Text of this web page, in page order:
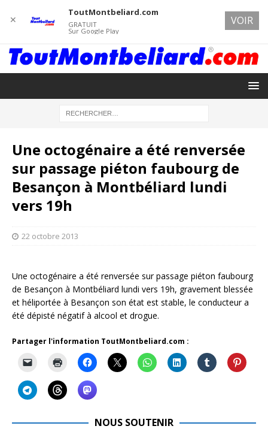
Une octogénaire a été renversée
sur passage piéton faubourg de
Besançon à Montbéliard lundi
vers 19h
22 octobre 2013
Une octogénaire a été renversée sur passage piéton faubourg
de Besançon à Montbéliard lundi vers 19h, gravement blessée
et héliportée à Besançon son état est stable, le conducteur a
été dépisté négatif à alcool et drogue.
Partager l'information ToutMontbeliard.com :
NOUS SOUTENIR
✕
ToutMontbeliard.com
GRATUIT
Sur Google Play
VOIR